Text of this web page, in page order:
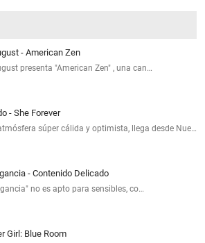
- American Zen
presenta "American Zen" , una can…
- She Forever
súper cálida y optimista, llega desde Nue…
- Contenido Delicado
no es apto para sensibles, co…
Girl: Blue Room